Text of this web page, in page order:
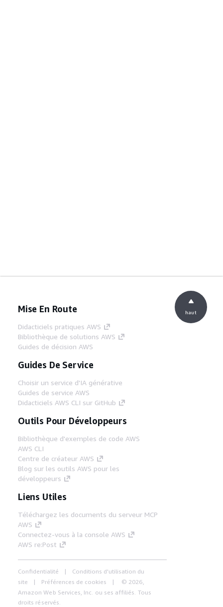
Mise En Route
Didacticiels pratiques AWS
Bibliothèque de solutions AWS
Guides de décision AWS
Guides De Service
Choisir un service d'IA générative
Guides de service AWS
Didacticiels AWS CLI sur GitHub
Outils Pour Développeurs
Bibliothèque d'exemples de code AWS
AWS CLI
Centre de créateur AWS
Blog sur les outils AWS pour les
développeurs
Liens Utiles
Téléchargez les documents du serveur MCP
AWS
Connectez-vous à la console AWS
AWS re:Post
Confidentialité
Conditions d'utilisation du
site
Préférences de cookies
© 2026,
Amazon Web Services, Inc. ou ses affiliés. Tous
droits réservés.
haut